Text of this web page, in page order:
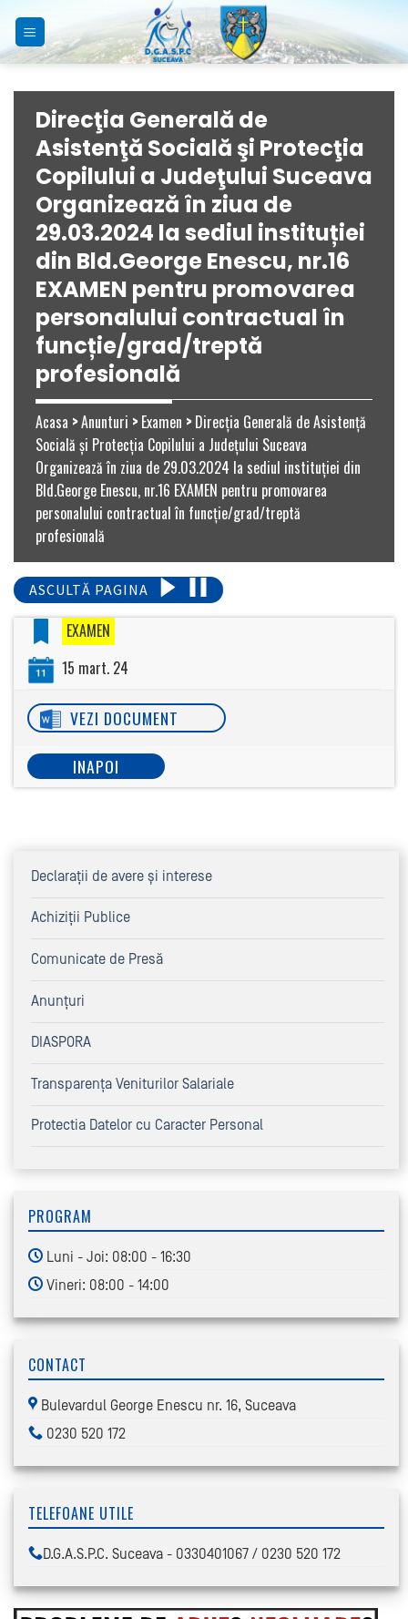
content
Direcţia Generală de
Asistenţă Socială şi Protecţia
Copilului a Judeţului Suceava
Organizează în ziua de
29.03.2024 la sediul instituției
din Bld.George Enescu, nr.16
EXAMEN pentru promovarea
personalului contractual în
funcție/grad/treptă
profesională
Acasa >Anunturi >Examen >Direcţia Generală de Asistenţă
Socială şi Protecţia Copilului a Judeţului Suceava
Organizează în ziua de 29.03.2024 la sediul instituției din
Bld.George Enescu, nr.16 EXAMEN pentru promovarea
personalului contractual în funcție/grad/treptă
profesională
ASCULTĂ PAGINA
EXAMEN
15 mart. 24
VEZI DOCUMENT
INAPOI
Declaraţii de avere şi interese
Achiziţii Publice
Comunicate de Presă
Anunțuri
DIASPORA
Transparența Veniturilor Salariale
Protectia Datelor cu Caracter Personal
PROGRAM
Luni - Joi: 08:00 - 16:30
Vineri: 08:00 - 14:00
CONTACT
Bulevardul George Enescu nr. 16, Suceava
0230 520 172
TELEFOANE UTILE
D.G.A.S.P.C. Suceava - 0330401067 / 0230 520 172